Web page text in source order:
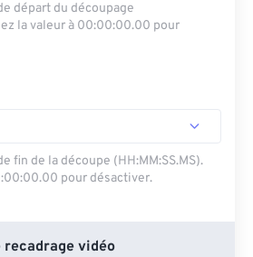
départ du découpage
la valeur à 00:00:00.00 pour
fin de la découpe (HH:MM:SS.MS).
pour désactiver.
recadrage vidéo